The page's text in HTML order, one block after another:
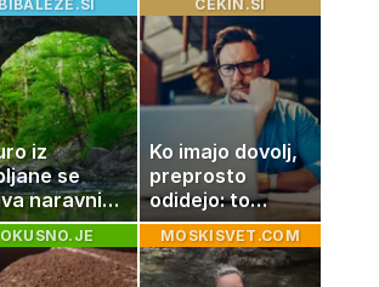
nastanejo
zaradi slanine,
temveč zaradi
živila, ki ga
imamo vsi radi
BIBALEZE.SI
iz
se
naravni
ki je kot
za
izlet
CEKIN.SI
Ko imajo dovolj,
preprosto
odidejo: to
znamenje
najpogosteje da
odpoved
OKUSNO.JE MOSKISVET.COM